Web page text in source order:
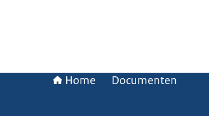
Home Documenten